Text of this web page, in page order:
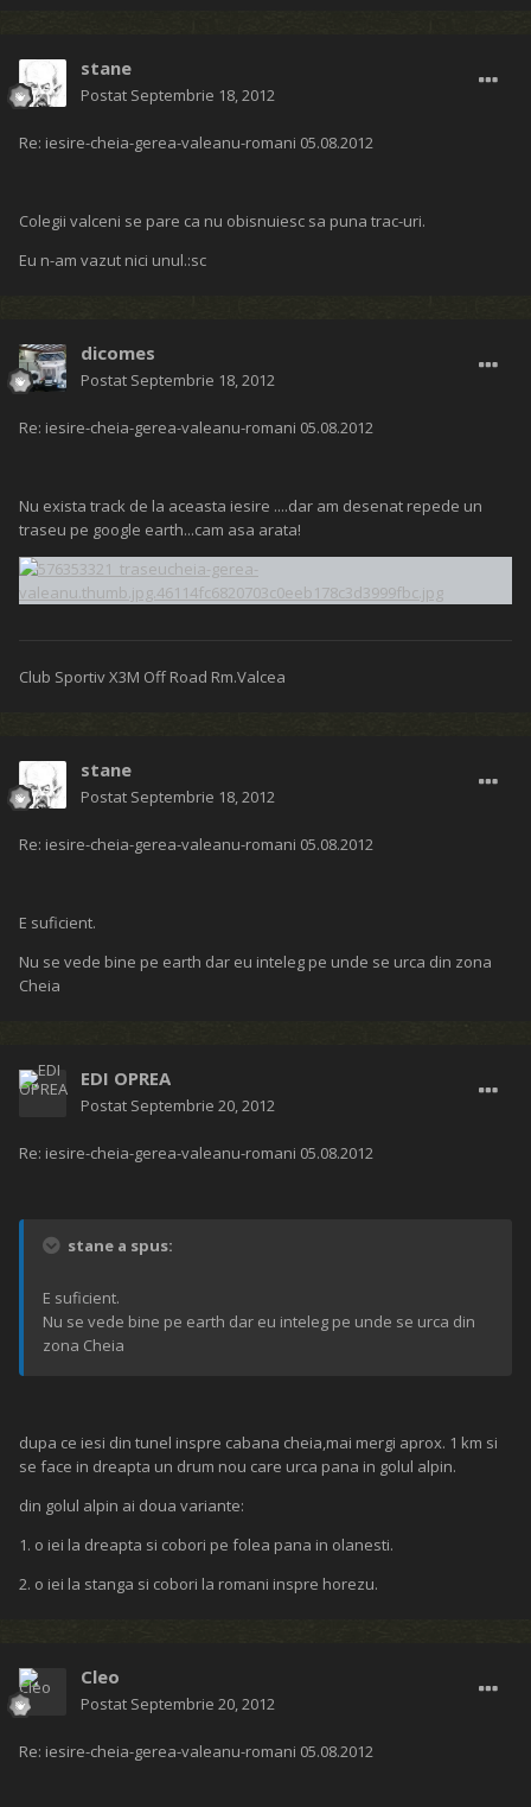
stane
Postat Septembrie 18, 2012
Re: iesire-cheia-gerea-valeanu-romani 05.08.2012
Colegii valceni se pare ca nu obisnuiesc sa puna trac-uri.
Eu n-am vazut nici unul.:sc
dicomes
Postat Septembrie 18, 2012
Re: iesire-cheia-gerea-valeanu-romani 05.08.2012
Nu exista track de la aceasta iesire ....dar am desenat repede un
traseu pe google earth...cam asa arata!
Club Sportiv X3M Off Road Rm.Valcea
stane
Postat Septembrie 18, 2012
Re: iesire-cheia-gerea-valeanu-romani 05.08.2012
E suficient.
Nu se vede bine pe earth dar eu inteleg pe unde se urca din zona
Cheia
EDI OPREA
Postat Septembrie 20, 2012
Re: iesire-cheia-gerea-valeanu-romani 05.08.2012
stane a spus:
E suficient.
Nu se vede bine pe earth dar eu inteleg pe unde se urca din
zona Cheia
dupa ce iesi din tunel inspre cabana cheia,mai mergi aprox. 1 km si
se face in dreapta un drum nou care urca pana in golul alpin.
din golul alpin ai doua variante:
1. o iei la dreapta si cobori pe folea pana in olanesti.
2. o iei la stanga si cobori la romani inspre horezu.
Cleo
Postat Septembrie 20, 2012
Re: iesire-cheia-gerea-valeanu-romani 05.08.2012